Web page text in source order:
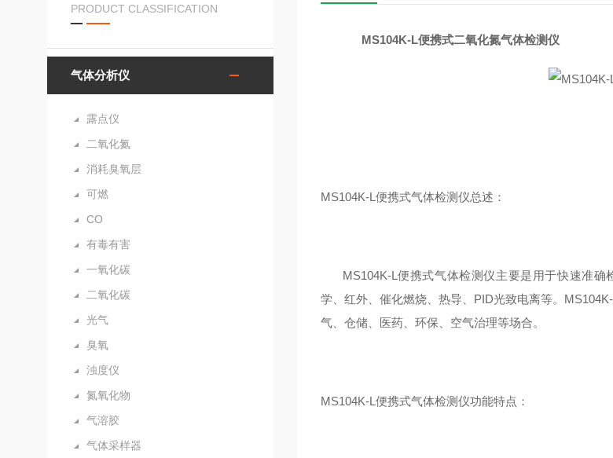
PRODUCT CLASSIFICATION
气体分析仪
露点仪
二氧化氮
消耗臭氧层
可燃
CO
有毒有害
一氧化碳
二氧化碳
光气
臭氧
浊度仪
氮氧化物
气溶胶
气体采样器
MS104K-L便携式二氧化氮气体检测仪
MS104K-L便携式气体检测仪总述：
MS104K-L便携式气体检测仪主要是 用于快速准确
学、红外、催化燃烧、 热导、 PID光致电离等。 MS104K-
气、 仓储、 医药、环保、空气治理等场合。
MS104K-L便携式气体检测仪功能特点：